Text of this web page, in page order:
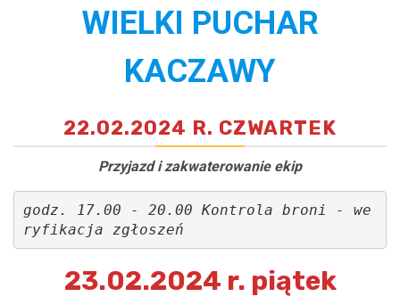
WIELKI PUCHAR
KACZAWY
22.02.2024 R. CZWARTEK
Przyjazd i zakwaterowanie ekip
godz. 17.00 - 20.00 Kontrola broni
- we
ryfikacja zgłoszeń
23.02.2024 r. piątek